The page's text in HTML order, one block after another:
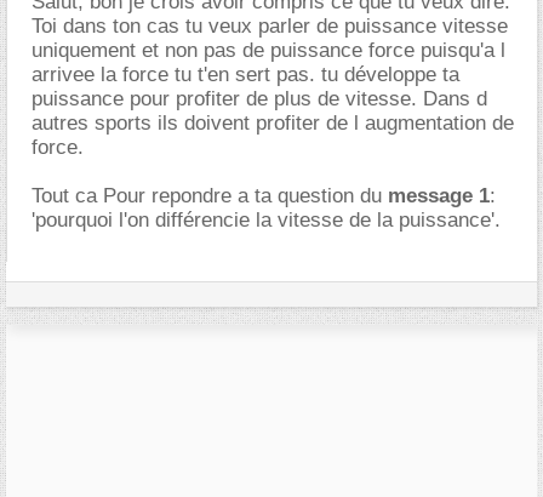
Toi dans ton cas tu veux parler de puissance vitesse
uniquement et non pas de puissance force puisqu'a l
arrivee la force tu t'en sert pas. tu développe ta
puissance pour profiter de plus de vitesse. Dans d
autres sports ils doivent profiter de l augmentation de
force.
Tout ca Pour repondre a ta question du message 1:
'pourquoi l'on différencie la vitesse de la puissance'.